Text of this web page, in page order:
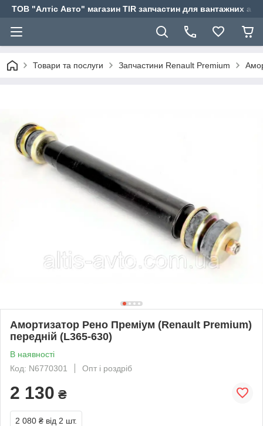
ТОВ "Алтіс Авто" магазин TIR запчастин для вантажних
Товари та послуги Запчастини Renault Premium
Амортизатор Рено Преміум (Renault Premium)
передній (L365-630)
В наявності
Код: N6770301
Опт і роздріб
2 130 ₴
2 080 ₴ від 2 шт.